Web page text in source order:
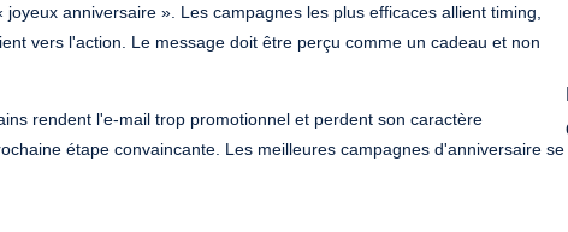
anniversaire ». Les campagnes les plus efficaces allient timing,
vers l'action. Le message doit être perçu comme un cadeau et non
rendent l'e-mail trop promotionnel et perdent son caractère
étape convaincante. Les meilleures campagnes d'anniversaire se